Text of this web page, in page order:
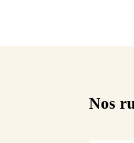
Nos